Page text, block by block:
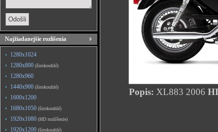
Najžiadanejšie rozlíšenia
1280x1024
1280x800 (širokouhlé)
1280x960
1440x900 (širokouhlé)
1600x1200
1680x1050 (širokouhlé)
1920x1080 (HD rozlíšenie)
1920x1200 (širokouhlé)
Popis: XL883 2006